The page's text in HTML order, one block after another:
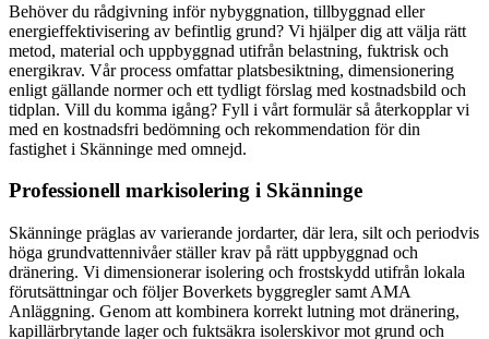
Behöver du rådgivning inför nybyggnation, tillbyggnad eller
energieffektivisering av befintlig grund? Vi hjälper dig att välja rätt
metod, material och uppbyggnad utifrån belastning, fuktrisk och
energikrav. Vår process omfattar platsbesiktning, dimensionering
enligt gällande normer och ett tydligt förslag med kostnadsbild och
tidplan. Vill du komma igång? Fyll i vårt formulär så återkopplar vi
med en kostnadsfri bedömning och rekommendation för din
fastighet i Skänninge med omnejd.
Professionell markisolering i Skänninge
Skänninge präglas av varierande jordarter, där lera, silt och periodvis
höga grundvattennivåer ställer krav på rätt uppbyggnad och
dränering. Vi dimensionerar isolering och frostskydd utifrån lokala
förutsättningar och följer Boverkets byggregler samt AMA
Anläggning. Genom att kombinera korrekt lutning mot dränering,
kapillärbrytande lager och fuktsäkra isolerskivor mot grund och